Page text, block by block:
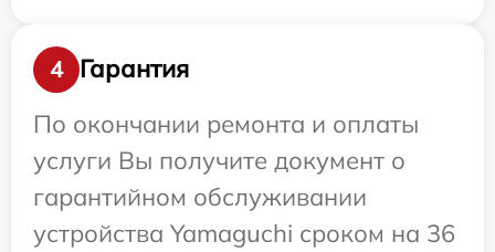
4
Гарантия
По окончании ремонта и оплаты
услуги Вы получите документ о
гарантийном обслуживании
устройства Yamaguchi сроком на 36